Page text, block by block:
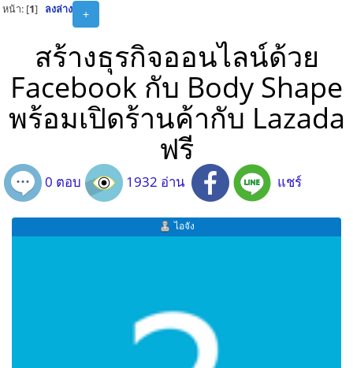
+
หน้า: [1] ลงล่าง
สร้างธุรกิจออนไลน์ด้วย
Facebook กับ Body Shape
พร้อมเปิดร้านค้ากับ Lazada
ฟรี
0 ตอบ 1932 อ่าน แชร์
ไอจัง